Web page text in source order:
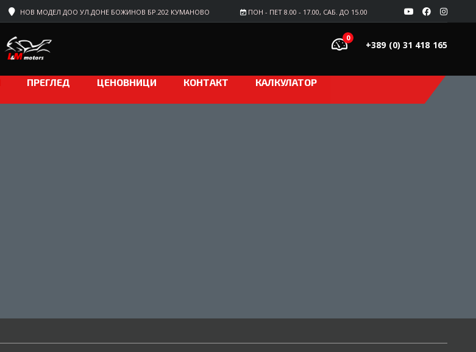
ПОН - ПЕТ 8.00 - 17.00, САБ. ДО 15.00
НОВ МОДЕЛ ДОО УЛ.ДОНЕ БОЖИНОВ БР.202 КУМАНОВО
+389 (0) 31 418 165
0
ПРЕГЛЕД ЦЕНОВНИЦИ КОНТАКТ КАЛКУЛАТОР